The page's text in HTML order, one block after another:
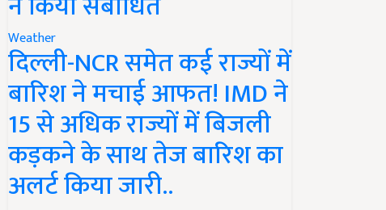
Weather
दिल्ली-NCR समेत कई राज्यों में
बारिश ने मचाई आफत! IMD ने
15 से अधिक राज्यों में बिजली
कड़कने के साथ तेज बारिश का
अलर्ट किया जारी..